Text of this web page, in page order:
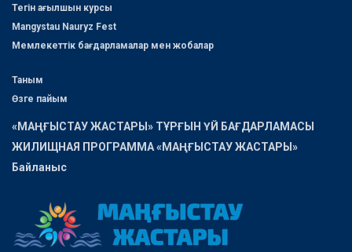
Тегін ағылшын курсы
Mangystau Nauryz Fest
Мемлекеттік бағдарламалар мен жобалар
Таным
Өзге пайым
«МАҢҒЫСТАУ ЖАСТАРЫ» ТҰРҒЫН ҮЙ БАҒДАРЛАМАСЫ
ЖИЛИЩНАЯ ПРОГРАММА «МАҢҒЫСТАУ ЖАСТАРЫ»
Байланыс